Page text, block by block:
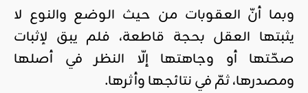
وبما أنّ العقوبات من حيث الوضع والنوع لا
يثبتها العقل بحجة قاطعة، فلم يبق لإثبات
صحّتها أو وجاهتها إلّا النظر في أصلها
ومصدرها، ثمّ في نتائجها وأثرها.